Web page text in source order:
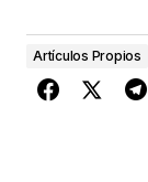
Artículos Propios